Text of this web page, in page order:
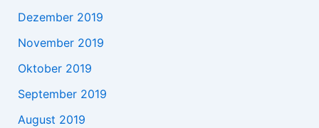
Dezember 2019
November 2019
Oktober 2019
September 2019
August 2019